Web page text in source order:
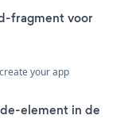
fragment voor
your app
element in de